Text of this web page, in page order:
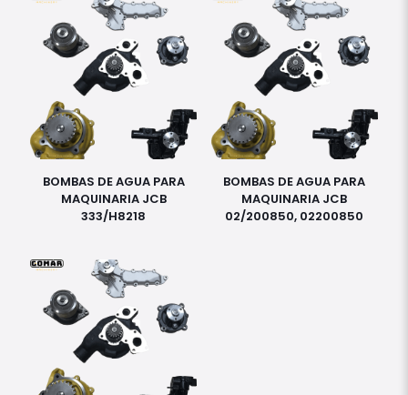
BOMBAS DE AGUA PARA
MAQUINARIA JCB
333/H8218
BOMBAS DE AGUA PARA
MAQUINARIA JCB
02/200850, 02200850